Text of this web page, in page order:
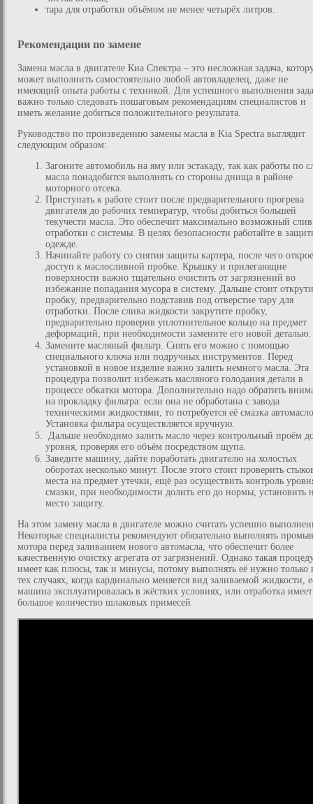
тара для отработки объёмом не менее четырёх литров.
Рекомендации по замене
Замена масла в двигателе Киа Спектра – это несложная задача,
может выполнить самостоятельно любой автовладелец, даже не
имеющий опыта работы с техникой. Для успешного выполнения
важно только следовать пошаговым рекомендациям специалистов и
иметь желание добиться положительного результата.
Руководство по произведению замены масла в Kia Spectra выглядит
следующим образом:
Загоните автомобиль на яму или эстакаду, так как работы по
масла понадобится выполнять со стороны днища в районе
моторного отсека.
Приступать к работе стоит после предварительного прогрева
двигателя до рабочих температур, чтобы добиться большей
текучести масла. Это обеспечит максимально возможный слив
отработки с системы. В целях безопасности работайте в
одежде.
Начинайте работу со снятия защиты картера, после чего
доступ к маслосливной пробке. Крышку и прилегающие
поверхности важно тщательно очистить от загрязнений во
избежание попадания мусора в систему. Дальше стоит
пробку, предварительно подставив под отверстие тару для
отработки. После слива жидкости закрутите пробку,
предварительно проверив уплотнительное кольцо на предмет
деформаций, при необходимости замените его новой деталью.
Замените масляный фильтр. Снять его можно с помощью
специального ключа или подручных инструментов. Перед
установкой в новое изделие важно залить немного масла. Эта
процедура позволит избежать масляного голодания детали в
процессе обкатки мотора. Дополнительно надо обратить
на прокладку фильтра: если она не обработана с завода
техническими жидкостями, то потребуется её смазка
Установка фильтра осуществляется вручную.
Дальше необходимо залить масло через контрольный проём
уровня, проверяя его объём посредством щупа.
Заведите машину, дайте поработать двигателю на холостых
оборотах несколько минут. После этого стоит проверить
места на предмет утечки, ещё раз осуществить контроль
смазки, при необходимости долить его до нормы, установить
место защиту.
На этом замену масла в двигателе можно считать успешно
Некоторые специалисты рекомендуют обязательно выполнять
мотора перед заливанием нового автомасла, что обеспечит более
качественную очистку агрегата от загрязнений. Однако такая
имеет как плюсы, так и минусы, потому выполнять её нужно только
тех случаях, когда кардинально меняется вид заливаемой жидкости,
машина эксплуатировалась в жёстких условиях, или отработка имеет
большое количество шлаковых примесей.